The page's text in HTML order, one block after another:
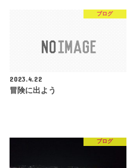
ブログ
2023.4.22
冒険に出よう
ブログ